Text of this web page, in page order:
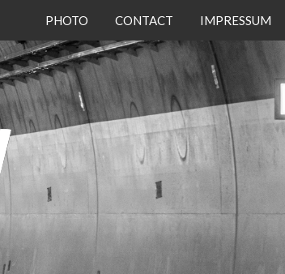
PHOTO CONTACT IMPRESSUM